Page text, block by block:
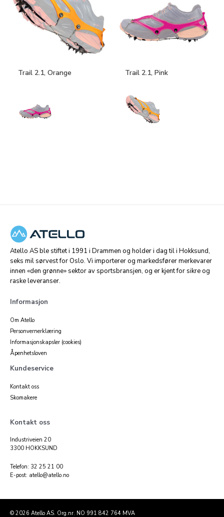
Trail 2.1, Orange Trail 2.1, Pink
Atello AS ble stiftet i 1991 i Drammen og holder i dag til i Hokksund,
seks mil sørvest for Oslo. Vi importerer og markedsfører merkevarer
innen «den grønne» sektor av sportsbransjen, og er kjent for sikre og
raske leveranser.
Informasjon
Om Atello
Personvernerklæring
Informasjonskapsler (cookies)
Åpenhetsloven
Kundeservice
Kontakt oss
Skomakere
Kontakt oss
Industriveien 20
3300 HOKKSUND
Telefon: 32 25 21 00
E-post: atello@atello.no
© 2026 Atello AS. Org.nr. NO 991 842 764 MVA